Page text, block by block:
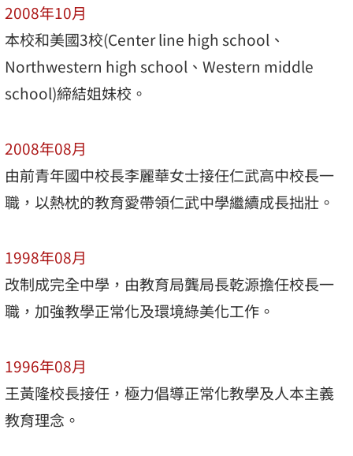
2008年10月
本校和美國3校(Center line high school、
Northwestern high school、Western middle
school)締結姐妹校。
2008年08月
由前青年國中校長李麗華女士接任仁武高中校長一
職，以熱枕的教育愛帶領仁武中學繼續成長拙壯。
1998年08月
改制成完全中學，由教育局龔局長乾源擔任校長一
職，加強教學正常化及環境綠美化工作。
1996年08月
王黃隆校長接任，極力倡導正常化教學及人本主義
教育理念。